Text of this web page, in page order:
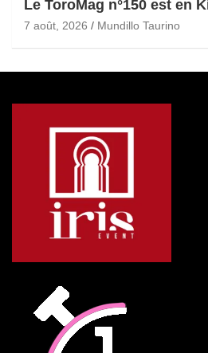
Le ToroMag n°150 est en
7 août, 2026 Mundillo Taurino